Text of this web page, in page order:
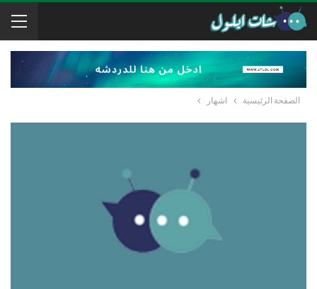
الصفحة الرئيسية اشهار